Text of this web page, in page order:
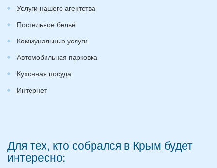
Услуги нашего агентства
Постельное бельё
Коммунальные услуги
Автомобильная парковка
Кухонная посуда
Интернет
Для тех, кто собрался в Крым будет
интересно: